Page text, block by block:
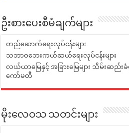
ဦးစားပေးစီမံချက်များ
တည်ဆောက်ရေးလုပ်ငန်းများ
သဘာဝဘေးကယ်ဆယ်ရေးလုပ်ငန်းများ
လယ်ယာမြေနှင့် အခြားမြေများ သိမ်းဆည်းခံ
ကော်မတီ
မိုးလေဝသ သတင်းများ